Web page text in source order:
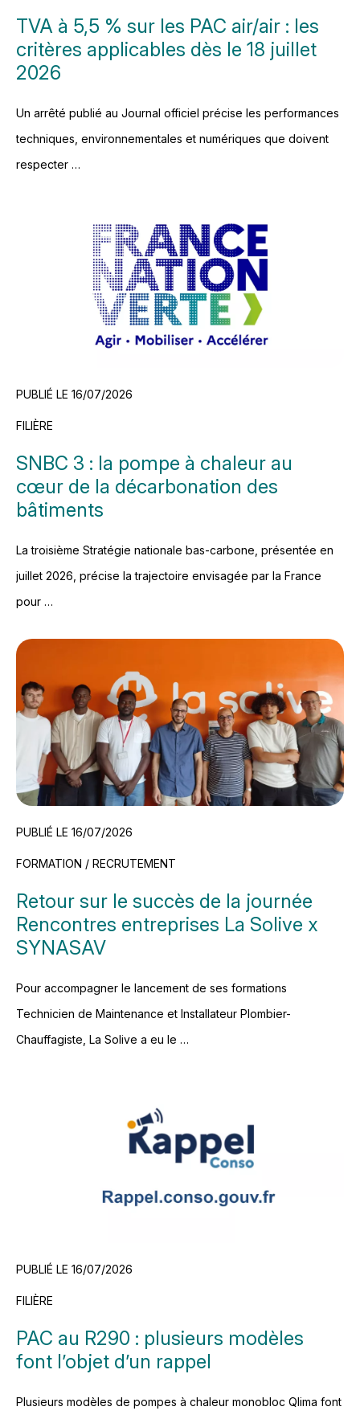
TVA à 5,5 % sur les PAC air/air : les
critères applicables dès le 18 juillet
2026
Un arrêté publié au Journal officiel précise les performances
techniques, environnementales et numériques que doivent
respecter …
PUBLIÉ LE 16/07/2026
FILIÈRE
SNBC 3 : la pompe à chaleur au
cœur de la décarbonation des
bâtiments
La troisième Stratégie nationale bas-carbone, présentée en
juillet 2026, précise la trajectoire envisagée par la France
pour …
PUBLIÉ LE 16/07/2026
FORMATION / RECRUTEMENT
Retour sur le succès de la journée
Rencontres entreprises La Solive x
SYNASAV
Pour accompagner le lancement de ses formations
Technicien de Maintenance et Installateur Plombier-
Chauffagiste, La Solive a eu le …
PUBLIÉ LE 16/07/2026
FILIÈRE
PAC au R290 : plusieurs modèles
font l’objet d’un rappel
Plusieurs modèles de pompes à chaleur monobloc Qlima font